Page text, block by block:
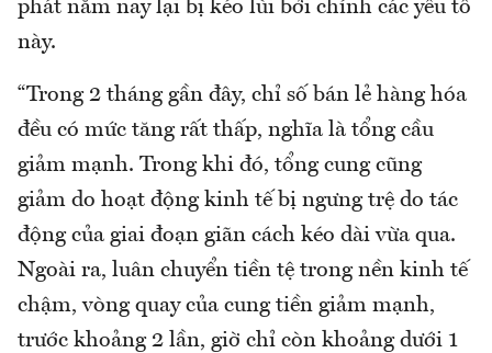
phát năm nay lại bị kéo lùi bởi chính các yếu tố
này.
“Trong 2 tháng gần đây, chỉ số bán lẻ hàng hóa
đều có mức tăng rất thấp, nghĩa là tổng cầu
giảm mạnh. Trong khi đó, tổng cung cũng
giảm do hoạt động kinh tế bị ngưng trệ do tác
động của giai đoạn giãn cách kéo dài vừa qua.
Ngoài ra, luân chuyển tiền tệ trong nền kinh tế
chậm, vòng quay của cung tiền giảm mạnh,
trước khoảng 2 lần, giờ chỉ còn khoảng dưới 1